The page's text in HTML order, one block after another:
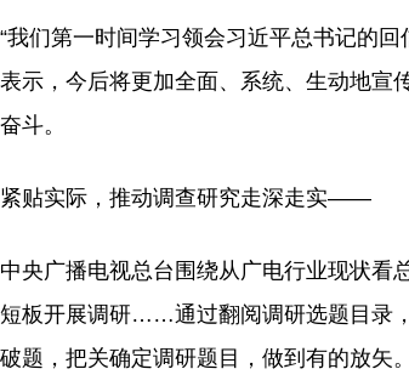
“我们第一时间学习领会习近平总书记的
表示，今后将更加全面、系统、生动地宣
奋斗。
紧贴实际，推动调查研究走深走实——
中央广播电视总台围绕从广电行业现状看
短板开展调研……通过翻阅调研选题目录
破题，把关确定调研题目，做到有的放矢。